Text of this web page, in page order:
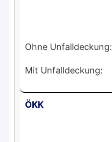
Ohne Unfalldeckung:
Mit Unfalldeckung:
ÖKK